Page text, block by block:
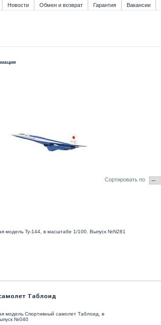
Новости Обмен и возврат Гарантия Вакансии
Сортировать по
модель Ту-144, в масштабе 1/100. Выпуск №N281
Таблоид
модель Спортивный самолет Таблоид, в
№040